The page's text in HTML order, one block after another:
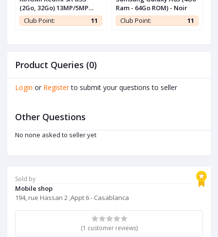
Sold by
Mobile shop
194, rue Hassan 2 ,Appt 6 - Casablanca
(1 customer reviews)
(2Go, 32Go) 13MP/5MP
Android - Gris - 1 an de
garantie
Club Point: 11
Ram - 64Go ROM) - Noir
Club Point:
11
Product Queries (0)
Login or Register to submit your questions to seller
Other Questions
No none asked to seller yet